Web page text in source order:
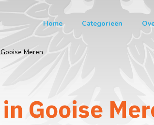
Home Categorieën
Gooise Meren
Gooise